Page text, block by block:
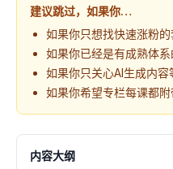
建议跳过，如果你…
如果你只想找快速涨粉
如果你已经是有成熟体
如果你只关心AI生成内
如果你希望专栏每课都
内容大纲